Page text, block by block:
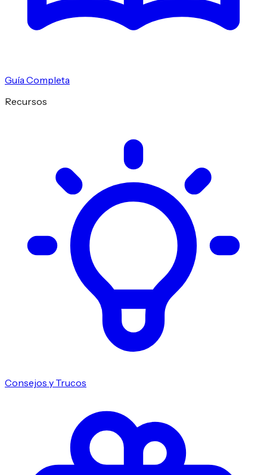
Guía Completa
Recursos
Consejos y Trucos